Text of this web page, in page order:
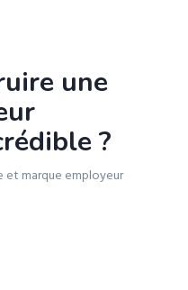
une
?
et marque employeur